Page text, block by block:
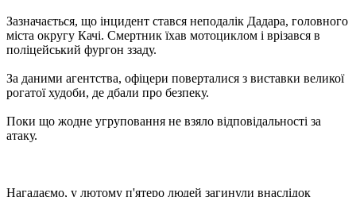
Зазначається, що інцидент стався неподалік Дадара, головного
міста округу Качі. Смертник їхав мотоциклом і врізався в
поліцейський фургон ззаду.
За даними агентства, офіцери поверталися з виставки великої
рогатої худоби, де дбали про безпеку.
Поки що жодне угруповання не взяло відповідальності за
атаку.
Нагадаємо, у лютому п'ятеро людей загинули внаслідок